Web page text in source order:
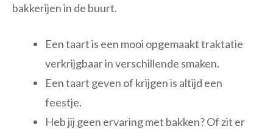
bakkerijen in de buurt.
Een taart is een mooi opgemaakt traktatie
verkrijgbaar in verschillende smaken.
Een taart geven of krijgen is altijd een
feestje.
Heb jij geen ervaring met bakken? Of zit er